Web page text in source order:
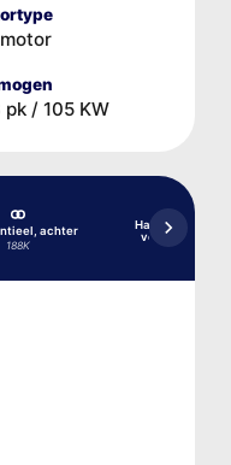
pk / 105 KW
achter
188K
versnellingsbak